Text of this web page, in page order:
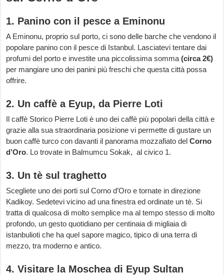
1. Panino con il pesce a Eminonu
A Eminonu, proprio sul porto, ci sono delle barche che vendono il
popolare panino con il pesce di Istanbul. Lasciatevi tentare dai
profumi del porto e investite una piccolissima somma(circa 2€)
per mangiare uno dei panini più freschi che questa città possa
offrire.
2. Un caffè a Eyup, da Pierre Loti
Il caffè Storico Pierre Loti è uno dei caffè più popolari della città e
grazie alla sua straordinaria posizione vi permette di gustare un
buon caffè turco con davanti il panorama mozzafiato delCorno
d’Oro. Lo trovate in Balmumcu Sokak, al civico 1.
3. Un tè sul traghetto
Scegliete uno dei porti sul Corno d’Oro e tornate in direzione
Kadikoy. Sedetevi vicino ad una finestra ed ordinate un tè. Si
tratta di qualcosa di molto semplice ma al tempo stesso di molto
profondo, un gesto quotidiano per centinaia di migliaia di
istanbulioti che ha quel sapore magico, tipico di una terra di
mezzo, tra moderno e antico.
4. Visitare la Moschea di Eyup Sultan